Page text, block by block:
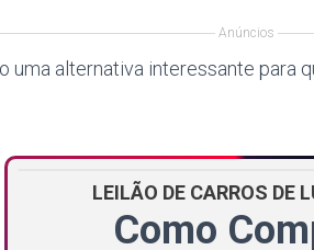
Anúncios
uma alternativa interessante para
LEILÃO DE CARROS DE
Como